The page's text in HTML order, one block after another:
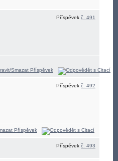
Příspěvek č. 491
Příspěvek č. 492
Příspěvek č. 493